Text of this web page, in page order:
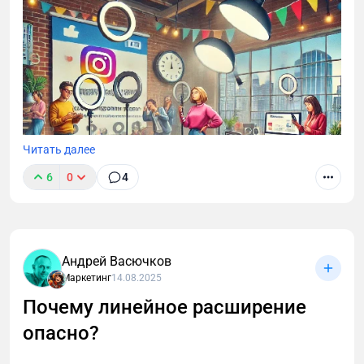
контента и человеческого голоса
пересматривается заново.
Минэкономразвития России и Ассоциации «Мой
Читать далее
6 0 4
Андрей Васючков
Маркетинг14.08.2025
Почему линейное расширение
опасно?